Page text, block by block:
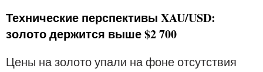
Технические перспективы XAU/USD:
золото держится выше $2 700
Цены на золото упали на фоне отсутствия